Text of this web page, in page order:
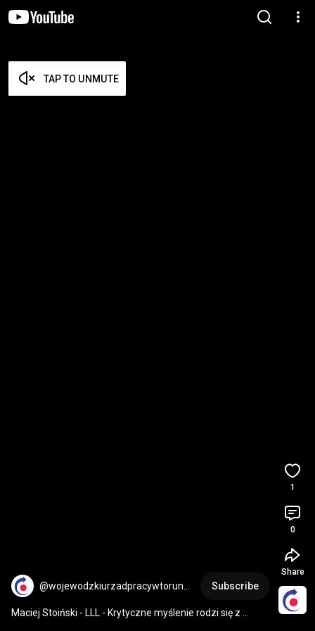
TAP TO UNMUTE
@wojewodzkiurzadpracywtorun72
Subscribe
Maciej Stoiński - LLL - Krytyczne myślenie rodzi się z
1
0
Share